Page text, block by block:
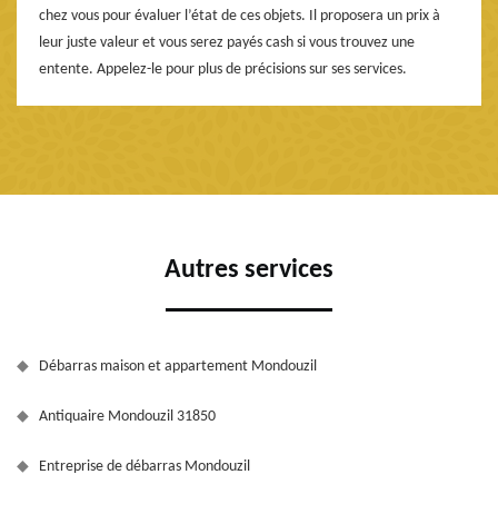
chez vous pour évaluer l’état de ces objets. Il proposera un prix à
leur juste valeur et vous serez payés cash si vous trouvez une
entente. Appelez-le pour plus de précisions sur ses services.
Autres services
Débarras maison et appartement Mondouzil
Antiquaire Mondouzil 31850
Entreprise de débarras Mondouzil